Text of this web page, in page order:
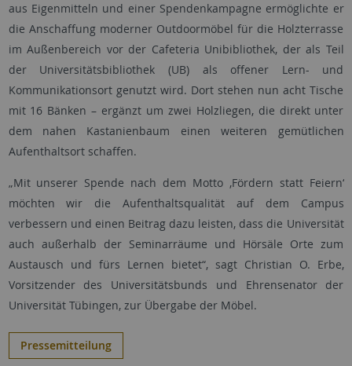
aus Eigenmitteln und einer Spendenkampagne ermöglichte er
die Anschaffung moderner Outdoormöbel für die Holzterrasse
im Außenbereich vor der Cafeteria Unibibliothek, der als Teil
der Universitätsbibliothek (UB) als offener Lern- und
Kommunikationsort genutzt wird. Dort stehen nun acht Tische
mit 16 Bänken – ergänzt um zwei Holzliegen, die direkt unter
dem nahen Kastanienbaum einen weiteren gemütlichen
Aufenthaltsort schaffen.
„Mit unserer Spende nach dem Motto ‚Fördern statt Feiern‘
möchten wir die Aufenthaltsqualität auf dem Campus
verbessern und einen Beitrag dazu leisten, dass die Universität
auch außerhalb der Seminarräume und Hörsäle Orte zum
Austausch und fürs Lernen bietet“, sagt Christian O. Erbe,
Vorsitzender des Universitätsbunds und Ehrensenator der
Universität Tübingen, zur Übergabe der Möbel.
Pressemitteilung